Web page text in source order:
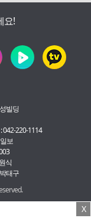
요!
빌딩
042-220-1114
보
식
태구
X